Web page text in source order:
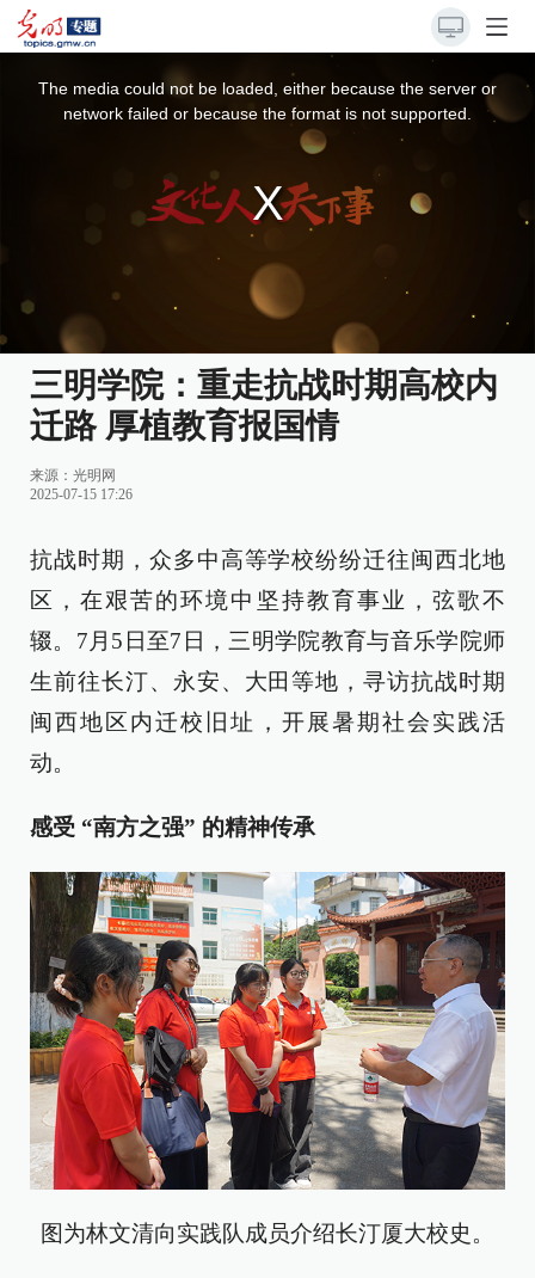
The media could not be loaded, either because the server or
network failed or because the format is not supported.
三明学院：重走抗战时期高校内
迁路 厚植教育报国情
来源： 光明网
2025-07-15 17:26
抗战时期，众多中高等学校纷纷迁往闽西北地
区，在艰苦的环境中坚持教育事业，弦歌不
辍。7月5日至7日，三明学院教育与音乐学院师
生前往长汀、永安、大田等地，寻访抗战时期
闽西地区内迁校旧址，开展暑期社会实践活
动。
感受 “南方之强” 的精神传承
图为林文清向实践队成员介绍长汀厦大校史。